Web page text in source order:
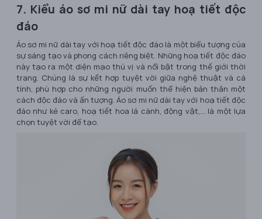
7. Kiểu áo sơ mi nữ dài tay hoạ tiết độc
đáo
Áo sơ mi nữ dài tay với hoạ tiết độc đáo là một biểu tượng của
sự sáng tạo và phong cách riêng biệt. Những hoạ tiết độc đáo
này tạo ra một diện mạo thú vị và nổi bật trong thế giới thời
trang. Chúng là sự kết hợp tuyệt vời giữa nghệ thuật và cá
tính, phù hợp cho những người muốn thể hiện bản thân một
cách độc đáo và ấn tượng. Áo sơ mi nữ dài tay với hoạ tiết độc
đáo như kẻ caro, hoạ tiết hoa lá cành, động vật,... là một lựa
chọn tuyệt vời để tạo.